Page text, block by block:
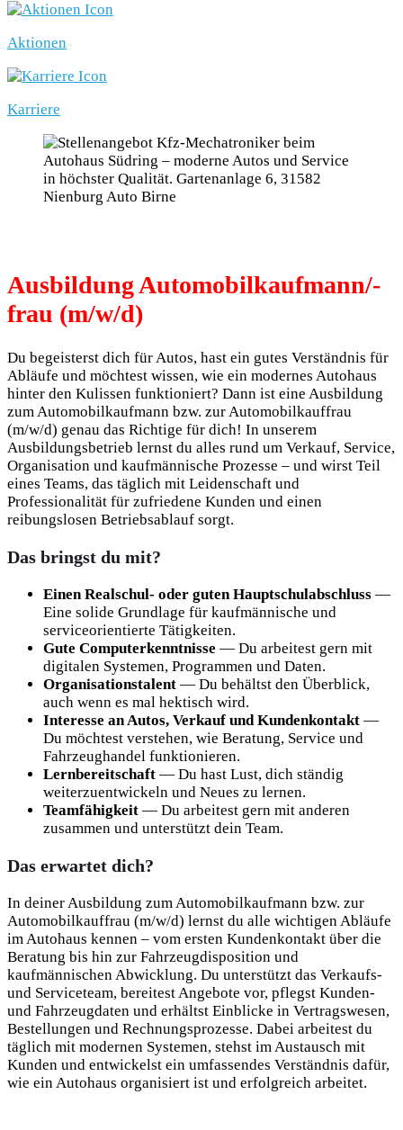
Aktionen
Karriere
Ausbildung Automobilkaufmann/-
frau (m/w/d)
Du begeisterst dich für Autos, hast ein gutes Verständnis für
Abläufe und möchtest wissen, wie ein modernes Autohaus
hinter den Kulissen funktioniert? Dann ist eine Ausbildung
zum Automobilkaufmann bzw. zur Automobilkauffrau
(m/w/d) genau das Richtige für dich! In unserem
Ausbildungsbetrieb lernst du alles rund um Verkauf, Service,
Organisation und kaufmännische Prozesse – und wirst Teil
eines Teams, das täglich mit Leidenschaft und
Professionalität für zufriedene Kunden und einen
reibungslosen Betriebsablauf sorgt.
Das bringst du mit?
Einen Realschul- oder guten Hauptschulabschluss —
Eine solide Grundlage für kaufmännische und
serviceorientierte Tätigkeiten.
Gute Computerkenntnisse — Du arbeitest gern mit
digitalen Systemen, Programmen und Daten.
Organisationstalent — Du behältst den Überblick,
auch wenn es mal hektisch wird.
Interesse an Autos, Verkauf und Kundenkontakt —
Du möchtest verstehen, wie Beratung, Service und
Fahrzeughandel funktionieren.
Lernbereitschaft — Du hast Lust, dich ständig
weiterzuentwickeln und Neues zu lernen.
Teamfähigkeit — Du arbeitest gern mit anderen
zusammen und unterstützt dein Team.
Das erwartet dich?
In deiner Ausbildung zum Automobilkaufmann bzw. zur
Automobilkauffrau (m/w/d) lernst du alle wichtigen Abläufe
im Autohaus kennen – vom ersten Kundenkontakt über die
Beratung bis hin zur Fahrzeugdisposition und
kaufmännischen Abwicklung. Du unterstützt das Verkaufs-
und Serviceteam, bereitest Angebote vor, pflegst Kunden-
und Fahrzeugdaten und erhältst Einblicke in Vertragswesen,
Bestellungen und Rechnungsprozesse. Dabei arbeitest du
täglich mit modernen Systemen, stehst im Austausch mit
Kunden und entwickelst ein umfassendes Verständnis dafür,
wie ein Autohaus organisiert ist und erfolgreich arbeitet.